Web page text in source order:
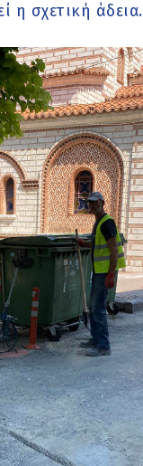
η σχετική άδεια.